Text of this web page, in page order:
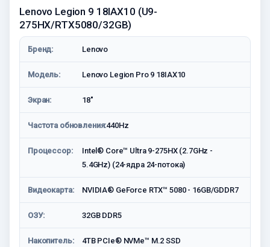
Lenovo Legion 9 18IAX10 (U9-
275HX/RTX5080/32GB)
Бренд: Lenovo
Модель: Lenovo Legion Pro 9 18IAX10
Экран: 18"
Частота обновления:440Hz
Процессор:
Intel® Core™ Ultra 9-275HX (2.7GHz -
5.4GHz) (24-ядра 24-потока)
Видеокарта: NVIDIA® GeForce RTX™ 5080 - 16GB/GDDR7
ОЗУ: 32GB DDR5
Накопитель: 4TB PCIe® NVMe™ M.2 SSD